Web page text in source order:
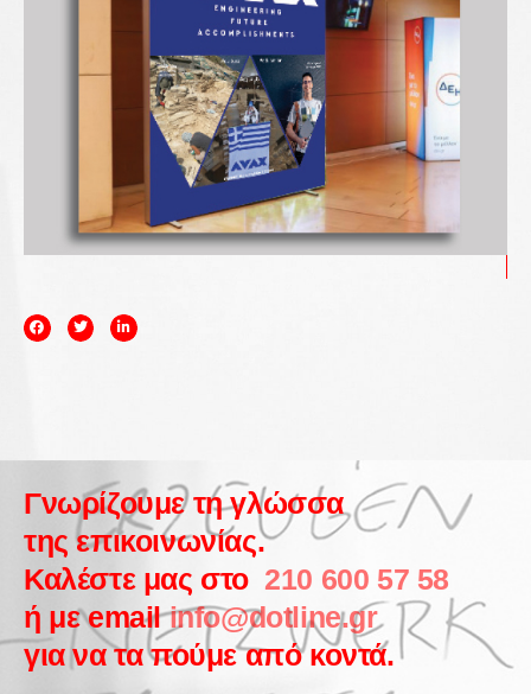
Γνωρίζουμε τη γλώσσα
της επικοινωνίας.
Καλέστε μας στο 210 600 57 58
ή με emailinfo@dotline.gr
για να τα πούμε από κοντά.